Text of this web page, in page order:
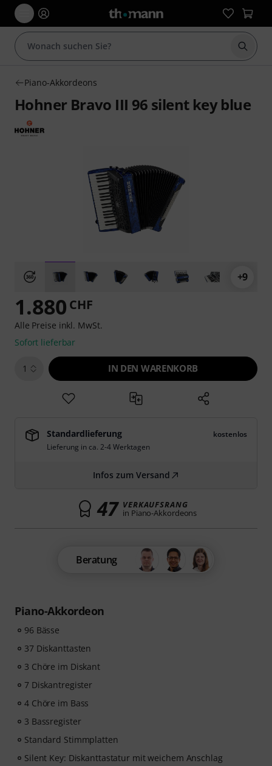
Suche
Piano-Akkordeons
Hohner Bravo III 96 silent key blue
+9
Piano-Akkordeon
96 Bässe
37 Diskanttasten
3 Chöre im Diskant
7 Diskantregister
4 Chöre im Bass
3 Bassregister
Standard Stimmplatten
Silent Key: Diskanttastatur mit weichem Anschlag
1.880 CHF
Alle Preise inkl. MwSt.
Sofort lieferbar
1 IN DEN WARENKORB
Standardlieferung
kostenlos
Lieferung in ca. 2-4 Werktagen
Infos zum Versand
47 VERKAUFSRANG
in Piano-Akkordeons
Beratung